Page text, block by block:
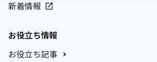
新着情報
お役立ち情報
お役立ち記事